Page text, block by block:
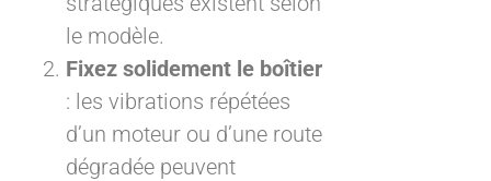
le modèle.
Fixez solidement le boîtier
: les vibrations répétées
d’un moteur ou d’une route
dégradée peuvent